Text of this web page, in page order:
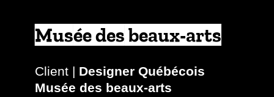
Musée des beaux-arts
Client | Designer Québécois
Musée des beaux-arts